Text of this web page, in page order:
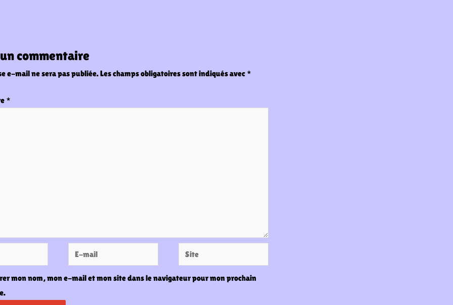
commentaire
e-mail ne sera pas publiée.Les champs obligatoires sont indiqués avec *
*
E-
mail
Site
mon nom, mon e-mail et mon site dans le navigateur pour mon prochain